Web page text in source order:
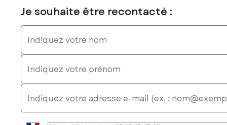
Je souhaite être recontacté :
Indiquez votre nom
Indiquez votre prénom
E-mail